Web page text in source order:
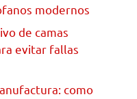
modernos
de camas
evitar fallas
como